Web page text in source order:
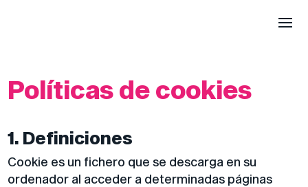
Políticas de cookies
1. Definiciones
Cookie es un fichero que se descarga en su
ordenador al acceder a determinadas páginas